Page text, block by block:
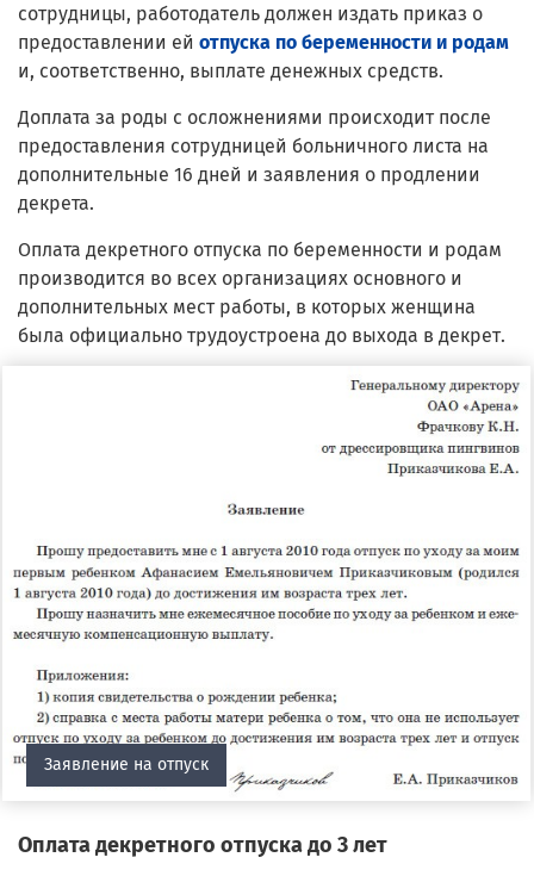
сотрудницы, работодатель должен издать приказ о
предоставлении ей отпуска по беременности и родам
и, соответственно, выплате денежных средств.
Доплата за роды с осложнениями происходит после
предоставления сотрудницей больничного листа на
дополнительные 16 дней и заявления о продлении
декрета.
Оплата декретного отпуска по беременности и родам
производится во всех организациях основного и
дополнительных мест работы, в которых женщина
была официально трудоустроена до выхода в декрет.
Заявление на отпуск
Оплата декретного отпуска до 3 лет